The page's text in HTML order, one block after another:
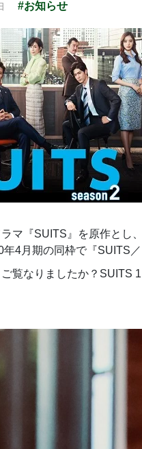
#お知らせ
マ『SUITS』を原作とし
年4月期の同枠で『SUITS
覧なりましたか？SUITS